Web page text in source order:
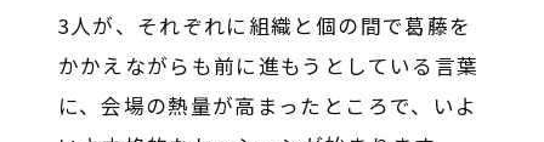
3人が、それぞれに組織と個の間で葛藤を
かかえながらも前に進もうとしている言葉
に、会場の熱量が高まったところで、いよ